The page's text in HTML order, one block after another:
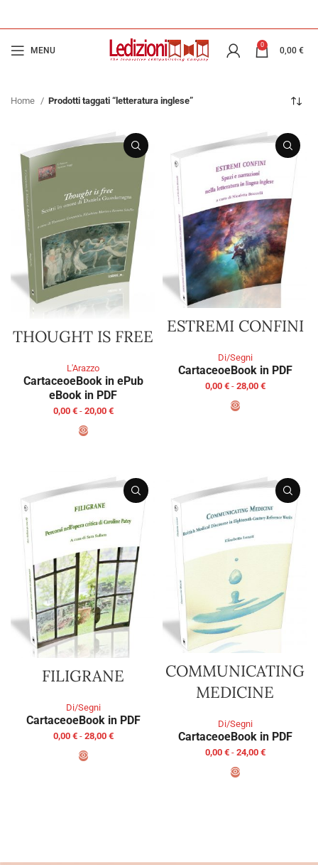
MENU
0
0,00 €
Home Prodotti taggati “letteratura inglese”
THOUGHT IS FREE
L'Arazzo
CartaceoeBook in ePub
eBook in PDF
0,00 € - 20,00 €
ESTREMI CONFINI
Di/Segni
CartaceoeBook in PDF
0,00 € - 28,00 €
FILIGRANE
Di/Segni
CartaceoeBook in PDF
0,00 € - 28,00 €
COMMUNICATING
MEDICINE
Di/Segni
CartaceoeBook in PDF
0,00 € - 24,00 €